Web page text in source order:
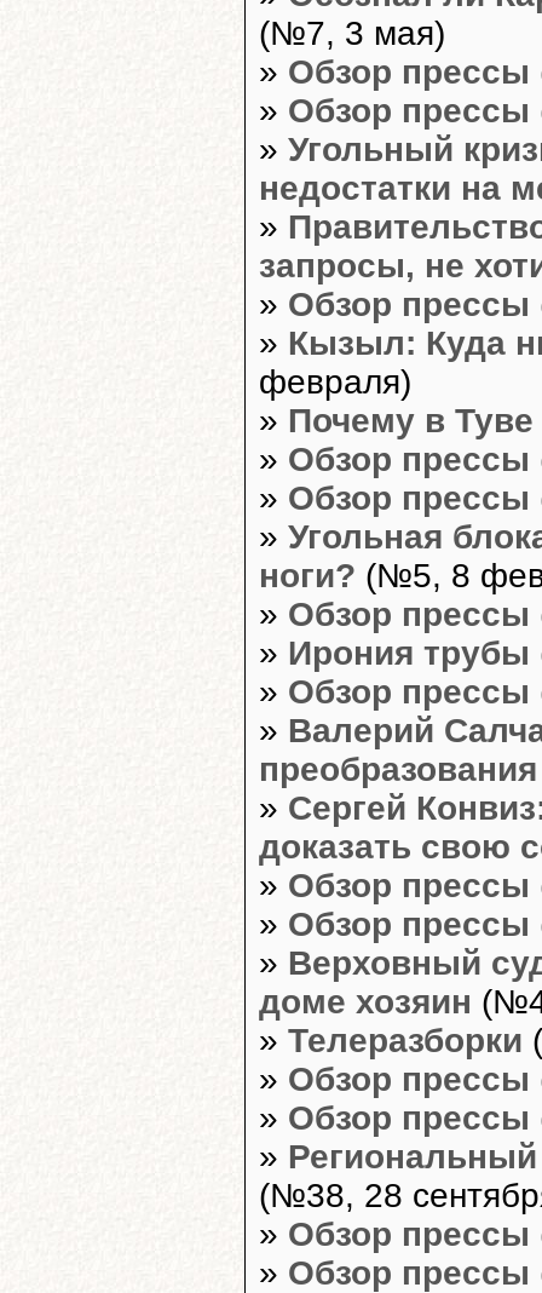
(№7, 3 мая)
» Обзор прессы
» Обзор прессы
» Угольный
недостатки на
»
запросы, не
» Обзор прессы
» Кызыл: Куда
февраля)
» Почему в Туве
» Обзор прессы
» Обзор прессы
» Угольная
ноги? (№5, 8
» Обзор прессы
» Ирония трубы
» Обзор прессы
» Валерий
преобразования
» Сергей
доказать свою
» Обзор прессы
» Обзор прессы
» Верховный
доме хозяин
» Телеразборки
» Обзор прессы
» Обзор прессы
» Региональный
(№38, 28
» Обзор прессы
» Обзор прессы